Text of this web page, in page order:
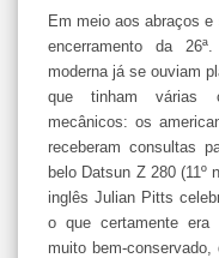
Em meio aos abraços
encerramento da
moderna já se ouviam
que tinham várias
mecânicos: os
receberam consultas
belo Datsun Z 280 (11º
inglês Julian Pitts
o que certamente era
muito bem-